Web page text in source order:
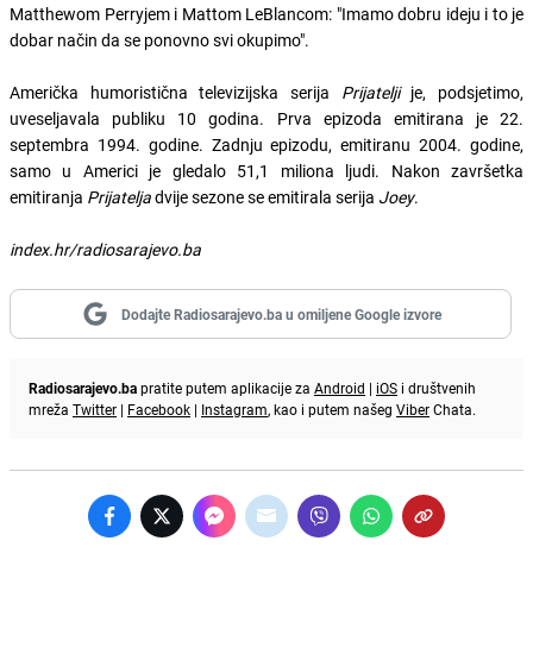
Matthewom Perryjem i Mattom LeBlancom: "Imamo dobru ideju i to je
dobar način da se ponovno svi okupimo".
Američka humoristična televizijska serija Prijateljije, podsjetimo,
uveseljavala publiku 10 godina. Prva epizoda emitirana je 22.
septembra 1994. godine. Zadnju epizodu, emitiranu 2004. godine,
samo u Americi je gledalo 51,1 miliona ljudi. Nakon završetka
emitiranja Prijateljadvije sezone se emitirala serija Joey.
index.hr/radiosarajevo.ba
Dodajte Radiosarajevo.ba u omiljene Google izvore
Radiosarajevo.bapratite putem aplikacije za Android | iOS i društvenih
mreža Twitter | Facebook | Instagram, kao i putem našeg ViberChata.